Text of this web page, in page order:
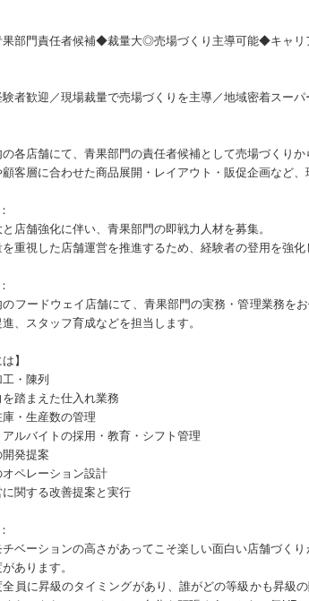
果部門責任者候補◆裁量大◎売場づくり主導可能◆キャ
者歓迎／現場裁量で売場づくりを主導／地域密着スー
の各店舗にて、青果部門の責任者候補として売場づくり
顧客層に合わせた商品展開・レイアウト・販促企画など
と店舗強化に伴い、青果部門の即戦力人材を募集。
を重視した店舗運営を推進するため、経験者の登用を強化
フードウェイ店舗にて、青果部門の実務・管理業務を
、スタッフ育成などを担当します。
】
工・陳列
を踏まえた仕入れ業務
庫・生産数の管理
アルバイトの採用・教育・シフト管理
開発提案
オペレーション設計
に関する改善提案と実行
チベーションの高さがあってこそ楽しい面白い店舗づく
あります。
全員に昇級のタイミングがあり、誰がどの等級かも昇級